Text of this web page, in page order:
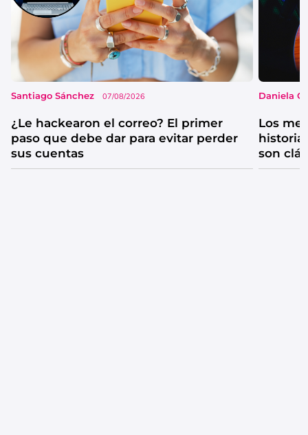
Santiago Sánchez 07/08/2026
¿Le hackearon el correo? El primer
paso que debe dar para evitar perder
sus cuentas
Daniela
Los
historia
son